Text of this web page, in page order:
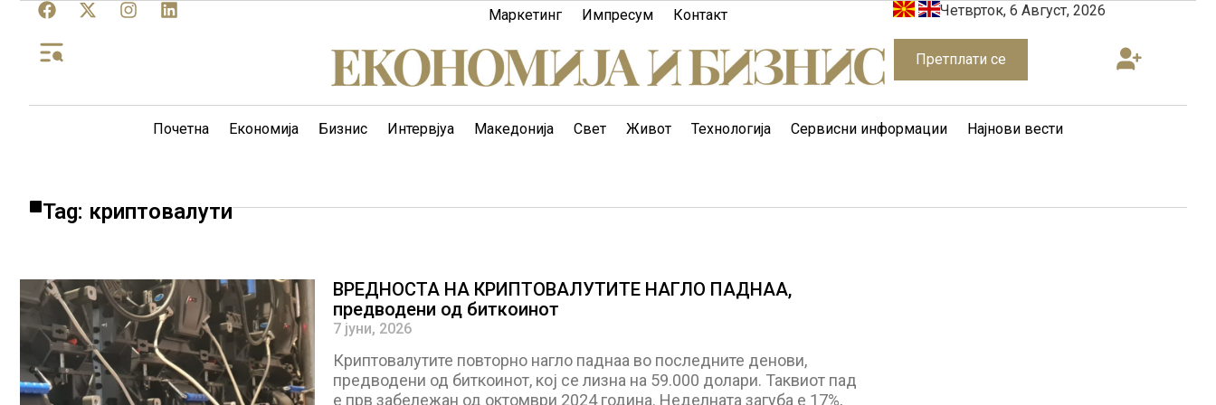
Маркетинг Импресум Контакт Четврток, 6 Август, 2026
Претплати се
Почетна Економија Бизнис Интервјуа Македонија Свет Живот Технологија Сервисни информации Најнови вести
Tag: криптовалути
ВРЕДНОСТА НА КРИПТОВАЛУТИТЕ НАГЛО ПАДНАА,
предводени од биткоинот
7 јуни, 2026
Криптовалутите повторно нагло паднаа во последните денови,
предводени од биткоинот, кој се лизна на 59.000 долари. Таквиот пад
е прв забележан од октомври 2024 година. Неделната загуба е 17%,